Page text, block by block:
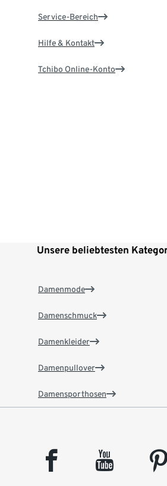
Service-Bereich
Hilfe & Kontakt
Tchibo Online-Konto
Unsere beliebtesten
Damenmode
Damenschmuck
Damenkleider
Damenpullover
Damensporthosen
facebook youtube